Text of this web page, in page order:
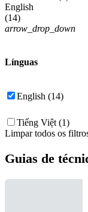
English
(14)
arrow_drop_down
Línguas
English (14)
Tiếng Việt (1)
Limpar todos os
Guias de